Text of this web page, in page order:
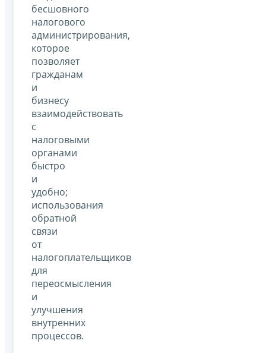
бесшовного
налогового
администрирования,
которое
позволяет
гражданам
и
бизнесу
взаимодействовать
с
налоговыми
органами
быстро
и
удобно;
использования
обратной
связи
от
налогоплательщиков
для
переосмысления
и
улучшения
внутренних
процессов.